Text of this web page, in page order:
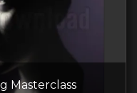
Masterclass